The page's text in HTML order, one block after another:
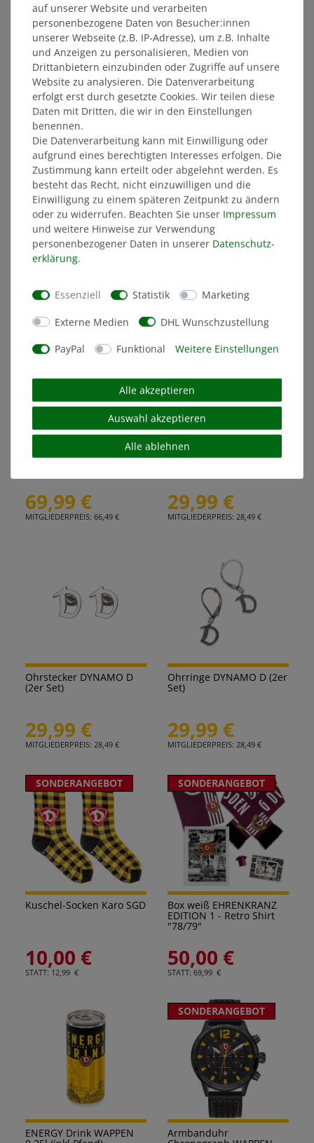
"WAPPEN" anthrazit
59,99 €
MITGLIEDERPREIS: 56,99 €
"WAPPEN" anthrazit
59,99 €
MITGLIEDERPREIS: 56,99 €
SONDERANGEBOT
Thermo-Socken ABS NUR
DIE SGD (2er Set)
10,00 €
STATT: 12,99 €
SONDERANGEBOT
Weihnachtskugel
WAPPEN - zum Befüllen
(10 cm)
STATT: 6,99 €
Box gelb EHRENKRANZ
EDITION 2 - Retro Shirt
69,99 €
MITGLIEDERPREIS: 66,49 €
Halskette DYNAMO D
29,99 €
MITGLIEDERPREIS: 28,49 €
Ohrstecker DYNAMO D
(2er Set)
29,99 €
MITGLIEDERPREIS: 28,49 €
Ohrringe DYNAMO D (2er
Set)
29,99 €
MITGLIEDERPREIS: 28,49 €
SONDERANGEBOT
Kuschel-Socken Karo SGD
10,00 €
STATT: 12,99 €
SONDERANGEBOT
Box weiß EHRENKRANZ
EDITION 1 - Retro Shirt
"78/79"
50,00 €
STATT: 69,99 €
ENERGY Drink WAPPEN
SONDERANGEBOT
Armbanduhr
auf unserer Website und verarbeiten
personenbezogene Daten von Besucher:innen
unserer Webseite (z.B. IP-Adresse), um z.B. Inhalte
und Anzeigen zu personalisieren, Medien von
Drittanbietern einzubinden oder Zugriffe auf unsere
Website zu analysieren. Die Datenverarbeitung
erfolgt erst durch gesetzte Cookies. Wir teilen diese
Daten mit Dritten, die wir in den Einstellungen
benennen.
Die Datenverarbeitung kann mit Einwilligung oder
aufgrund eines berechtigten Interesses erfolgen. Die
Zustimmung kann erteilt oder abgelehnt werden. Es
besteht das Recht, nicht einzuwilligen und die
Einwilligung zu einem späteren Zeitpunkt zu ändern
oder zu widerrufen. Beachten Sie unser Impressum
und weitere Hinweise zur Verwendung
personenbezogener Daten in unserer Daten­schutz­
erklärung.
Essenziell Statistik Marketing
Externe Medien DHL Wunschzustellung
PayPal Funktional Weitere Einstellungen
Alle akzeptieren
Auswahl akzeptieren
Alle ablehnen